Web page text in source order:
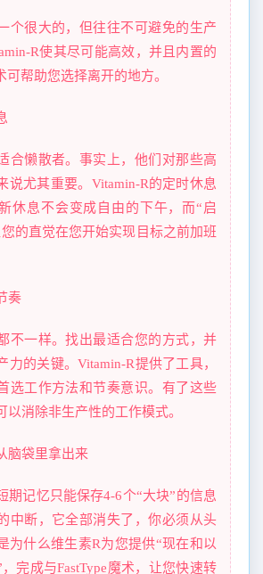
个很大的，但往往不可避免的生产
R使其尽可能高效，并且内置的
可帮助您选择离开的地方。
合懒散者。事实上，他们对那些高
说尤其重要。Vitamin-R的定时休息
休息不会变成自由的下午，而“启
的直觉在您开始实现目标之前加班
奏
不一样。找出最适合您的方式，并
力的关键。Vitamin-R提供了工具，
选工作方法和节奏意识。有了这些
以消除非生产性的工作模式。
脑袋里拿出来
期记忆只能保存4-6个“大块”的信息
中断，它全部消失了，你必须从头
为什么维生素R为您提供“现在和以
完成与FastType魔术，让您快速转